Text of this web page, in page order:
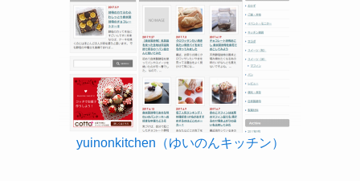
yuinonkitchen（ゆいのんキッチン）